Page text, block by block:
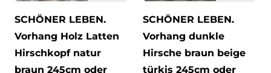
SCHÖNER LEBEN.
Vorhang Holz Latten
Hirschkopf natur
braun 245cm oder
SCHÖNER LEBEN.
Vorhang dunkle
Hirsche braun beige
türkis 245cm oder